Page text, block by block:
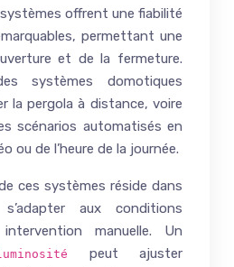
offrent une fiabilité
permettant une
et de la fermeture.
systèmes domotiques
la pergola à distance, voire
scénarios automatisés en
ou de l’heure de la journée.
ces systèmes réside dans
aux conditions
manuelle. Un
peut ajuster